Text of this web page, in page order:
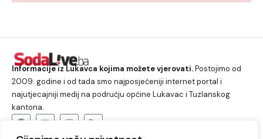
Informacije iz Lukavca kojima možete vjerovati.Postojimo od
2009. godine i od tada smo najposjećeniji internet portal i
najutjecajniji medij na području općine Lukavac i Tuzlanskog
kantona.